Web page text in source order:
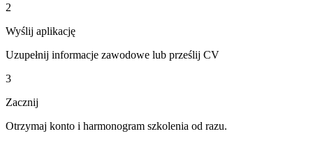
2
Wyślij aplikację
Uzupełnij informacje zawodowe lub prześlij CV
3
Zacznij
Otrzymaj konto i harmonogram szkolenia od razu.